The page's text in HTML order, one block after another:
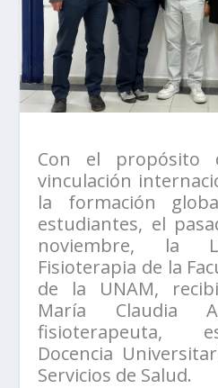
Con el propósito
vinculación
la formación
estudiantes, el
noviembre, la
Fisioterapia de la
de la UNAM,
María Claudia
fisioterapeuta,
Docencia
Servicios de Salud.